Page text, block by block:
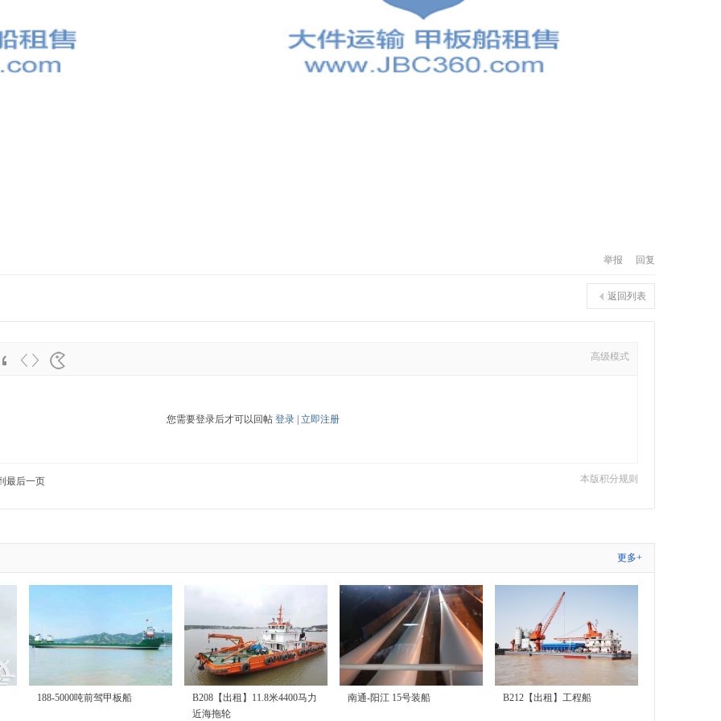
回复
举报
返回列表
高级模式
您需要登录后才可以回帖 登录 立即注册
本版积分规则
最后一页
更多+
188-5000吨前驾甲板船
B208【出租】11.8米4400马力
近海拖轮
南通-阳江 15号装船 B212【出租】工程船